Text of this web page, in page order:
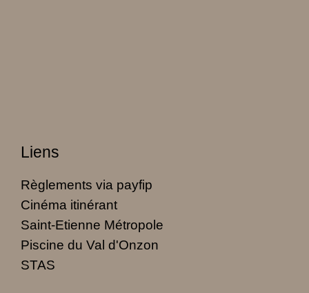
Liens
Règlements via payfip
Cinéma itinérant
Saint-Etienne Métropole
Piscine du Val d'Onzon
STAS